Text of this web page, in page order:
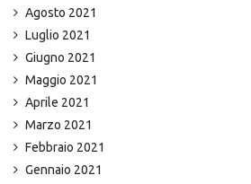
Agosto 2021
Luglio 2021
Giugno 2021
Maggio 2021
Aprile 2021
Marzo 2021
Febbraio 2021
Gennaio 2021